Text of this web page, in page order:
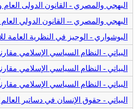
البهجي والمصري - القانون الدولی العام
البهجي والمصري -- القانون الدولي العام
البوشواري - الوجيز في النظرية العامة
البياتي - النظام السياسي الإسلامي مقارنا
البياتي - النظام السياسي الإسلامي
البياتي - النظام السياسي الإسلامي
البياتي - حقوق الإنسان في دساتير